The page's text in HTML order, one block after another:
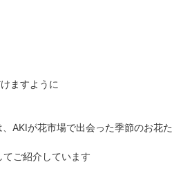
ますように
AKIが花市場で出会った季節のお花
てご紹介しています